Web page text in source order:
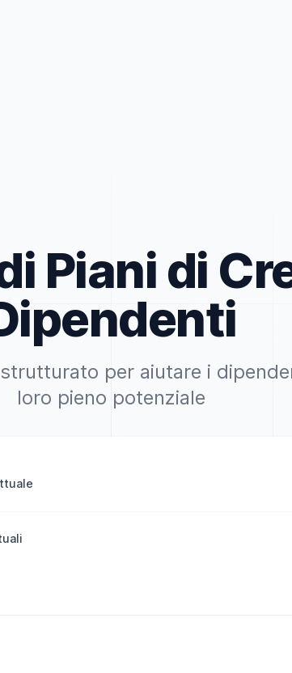
Piani di
per aiutare i
loro pieno potenziale